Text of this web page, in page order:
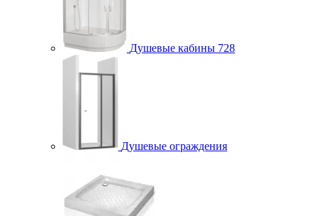
Душевые кабины 728
Душевые ограждения